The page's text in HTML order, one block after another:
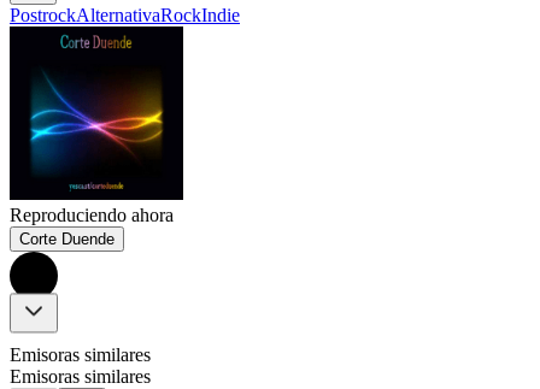
PostrockAlternativaRockIndie
Reproduciendo ahora
Corte Duende
Emisoras similares
Emisoras similares